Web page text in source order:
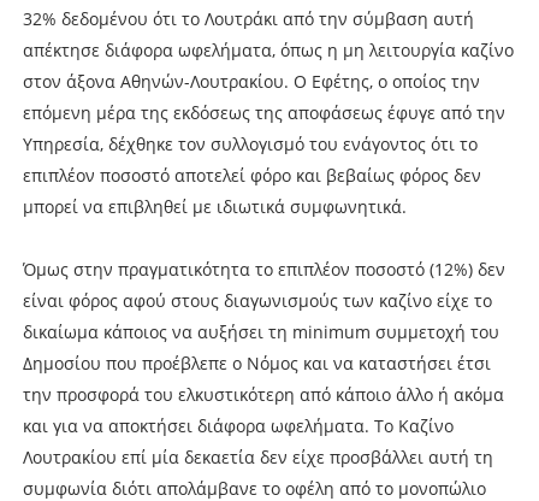
32% δεδομένου ότι το Λουτράκι από την σύμβαση αυτή
απέκτησε διάφορα ωφελήματα, όπως η μη λειτουργία καζίνο
στον άξονα Αθηνών-Λουτρακίου. Ο Εφέτης, ο οποίος την
επόμενη μέρα της εκδόσεως της αποφάσεως έφυγε από την
Υπηρεσία, δέχθηκε τον συλλογισμό του ενάγοντος ότι το
επιπλέον ποσοστό αποτελεί φόρο και βεβαίως φόρος δεν
μπορεί να επιβληθεί με ιδιωτικά συμφωνητικά.
Όμως στην πραγματικότητα το επιπλέον ποσοστό (12%) δεν
είναι φόρος αφού στους διαγωνισμούς των καζίνο είχε το
δικαίωμα κάποιος να αυξήσει τη minimum συμμετοχή του
Δημοσίου που προέβλεπε ο Νόμος και να καταστήσει έτσι
την προσφορά του ελκυστικότερη από κάποιο άλλο ή ακόμα
και για να αποκτήσει διάφορα ωφελήματα. Το Καζίνο
Λουτρακίου επί μία δεκαετία δεν είχε προσβάλλει αυτή τη
συμφωνία διότι απολάμβανε το οφέλη από το μονοπώλιο